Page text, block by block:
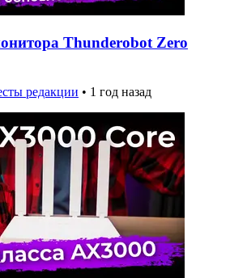
Thunderobot Zero
редакции • 1 год назад